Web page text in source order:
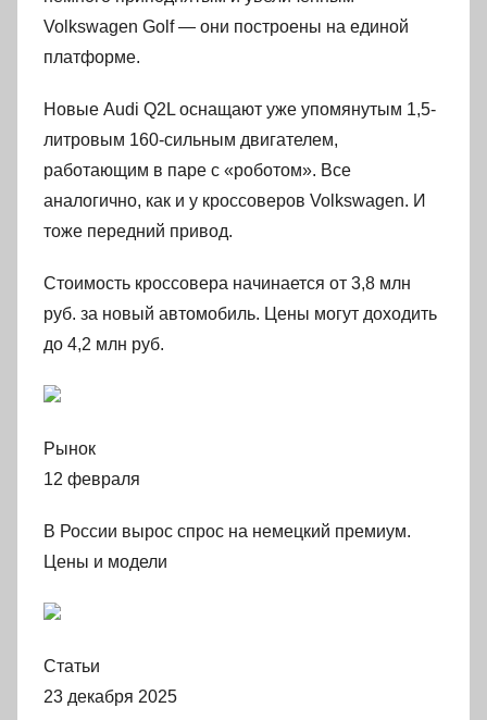
Volkswagen Golf — они построены на единой
платформе.
Новые Audi Q2L оснащают уже упомянутым 1,5-
литровым 160-сильным двигателем,
работающим в паре с «роботом». Все
аналогично, как и у кроссоверов Volkswagen. И
тоже передний привод.
Стоимость кроссовера начинается от 3,8 млн
руб. за новый автомобиль. Цены могут доходить
до 4,2 млн руб.
Рынок
12 февраля
В России вырос спрос на немецкий премиум.
Цены и модели
Статьи
23 декабря 2025